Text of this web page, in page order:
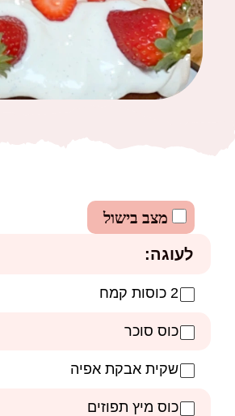
מצב בישול
לעוגה:
2 כוסות קמח
כוס סוכר
שקית אבקת אפיה
כוס מיץ תפוזים